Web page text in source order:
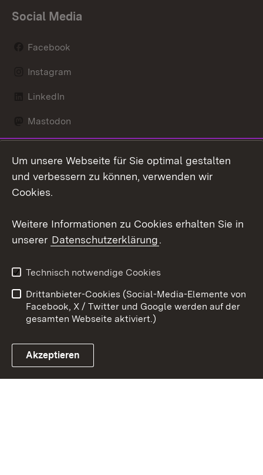
Social Media
Facebook
Instagram
LinkedIn
Mastodon
X / Twitter
Youtube
Link zum Landesportal
Kontakt
Datenschutz
Barrierefreiheit
Impressum Cookies
Um unsere Webseite für Sie optimal gestalten
und verbessern zu können, verwenden wir
Cookies.
Weitere Informationen zu Cookies erhalten Sie in
unserer Datenschutzerklärung.
Technisch notwendige Cookies
Drittanbieter-Cookies (Social-Media-Elemente von
Facebook, X / Twitter und Google werden auf der
gesamten Webseite aktiviert.)
Akzeptieren